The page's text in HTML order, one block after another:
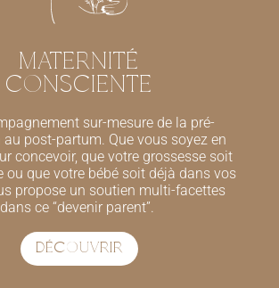
MATERNITÉ
CONSCIENTE
sur-mesure de la pré-
post-partum. Que vous soyez en
concevoir, que votre grossesse soit
ou que votre bébé soit déjà dans vos
propose un soutien multi-facettes
dans ce “devenir parent”.
DÉCOUVRIR